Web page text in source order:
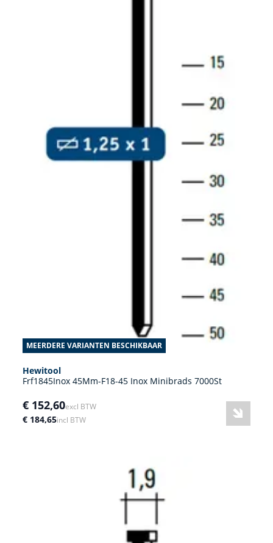
MEERDERE VARIANTEN BESCHIKBAAR
Hewitool
Frf1845Inox 45Mm-F18-45 Inox Minibrads 7000St
€ 152,60excl BTW
€ 184,65incl BTW